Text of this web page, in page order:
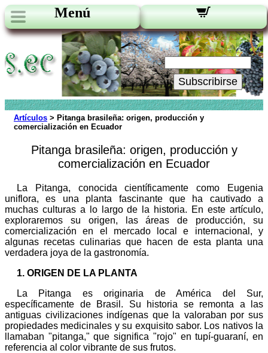
Menú
Novedades:
Su Email:
Subscribirse
Artículos > Pitanga brasileña: origen, producción y
comercialización en Ecuador
Pitanga brasileña: origen, producción y
comercialización en Ecuador
La Pitanga, conocida científicamente como Eugenia
uniflora, es una planta fascinante que ha cautivado a
muchas culturas a lo largo de la historia. En este artículo,
exploraremos su origen, las áreas de producción, su
comercialización en el mercado local e internacional, y
algunas recetas culinarias que hacen de esta planta una
verdadera joya de la gastronomía.
1. ORIGEN DE LA PLANTA
La Pitanga es originaria de América del Sur,
específicamente de Brasil. Su historia se remonta a las
antiguas civilizaciones indígenas que la valoraban por sus
propiedades medicinales y su exquisito sabor. Los nativos la
llamaban "pitanga," que significa "rojo" en tupí-guaraní, en
referencia al color vibrante de sus frutos.